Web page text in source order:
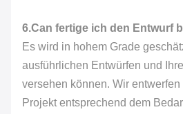
6.Can fertige ich den Entwurf
Es wird in hohem Grade
ausführlichen Entwürfen und
versehen können. Wir
Projekt entsprechend dem